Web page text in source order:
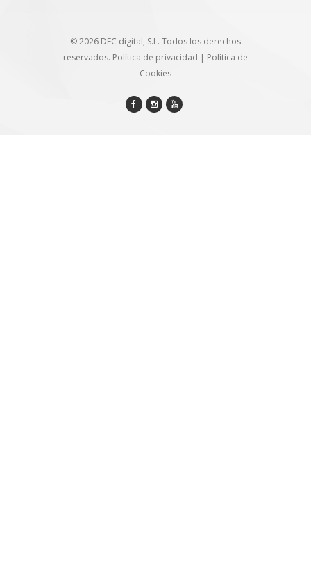
© 2026 DEC digital, S.L. Todos los derechos
reservados. Política de privacidad | Política de
Cookies